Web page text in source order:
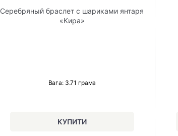
Серебряный браслет с шариками янтаря
«Кира»
Вага: 3.71 грама